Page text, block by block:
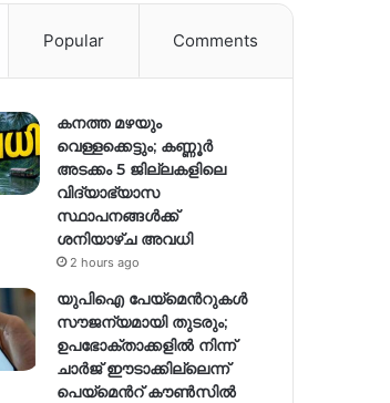
Popular Comments
കനത്ത മഴയും
വെള്ളക്കെട്ടും; കണ്ണൂർ
അടക്കം 5 ജില്ലകളിലെ
വിദ്യാഭ്യാസ
സ്ഥാപനങ്ങള്‍ക്ക്
ശനിയാഴ്ച അവധി
2 hours ago
യുപിഐ പേയ്മെന്‍റുകൾ
സൗജന്യമായി തുടരും;
ഉപഭോക്താക്കളിൽ നിന്ന്
ചാർജ് ഈടാക്കില്ലെന്ന്
പെയ്മെന്‍റ് കൗൺസിൽ